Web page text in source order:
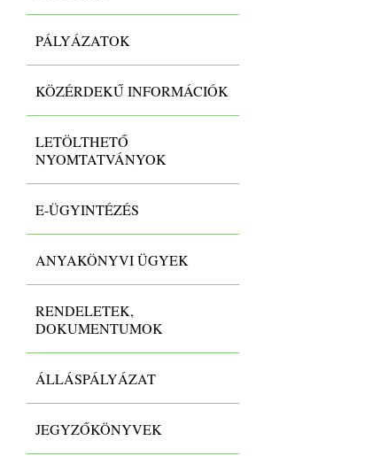
XI./1-2. A közfeladatot ellátó szervre
vonatkouzó különös és egyed...
Különös és egyedi közzétételi lista
PÁLYÁZATOK
KÖZÉRDEKŰ INFORMÁCIÓK
LETÖLTHETŐ
NYOMTATVÁNYOK
E-ÜGYINTÉZÉS
ANYAKÖNYVI ÜGYEK
RENDELETEK,
DOKUMENTUMOK
ÁLLÁSPÁLYÁZAT
JEGYZŐKÖNYVEK